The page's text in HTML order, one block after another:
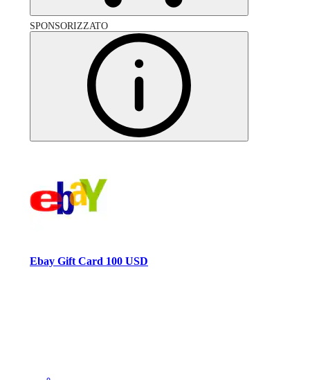
SPONSORIZZATO
Ebay Gift Card 100 USD